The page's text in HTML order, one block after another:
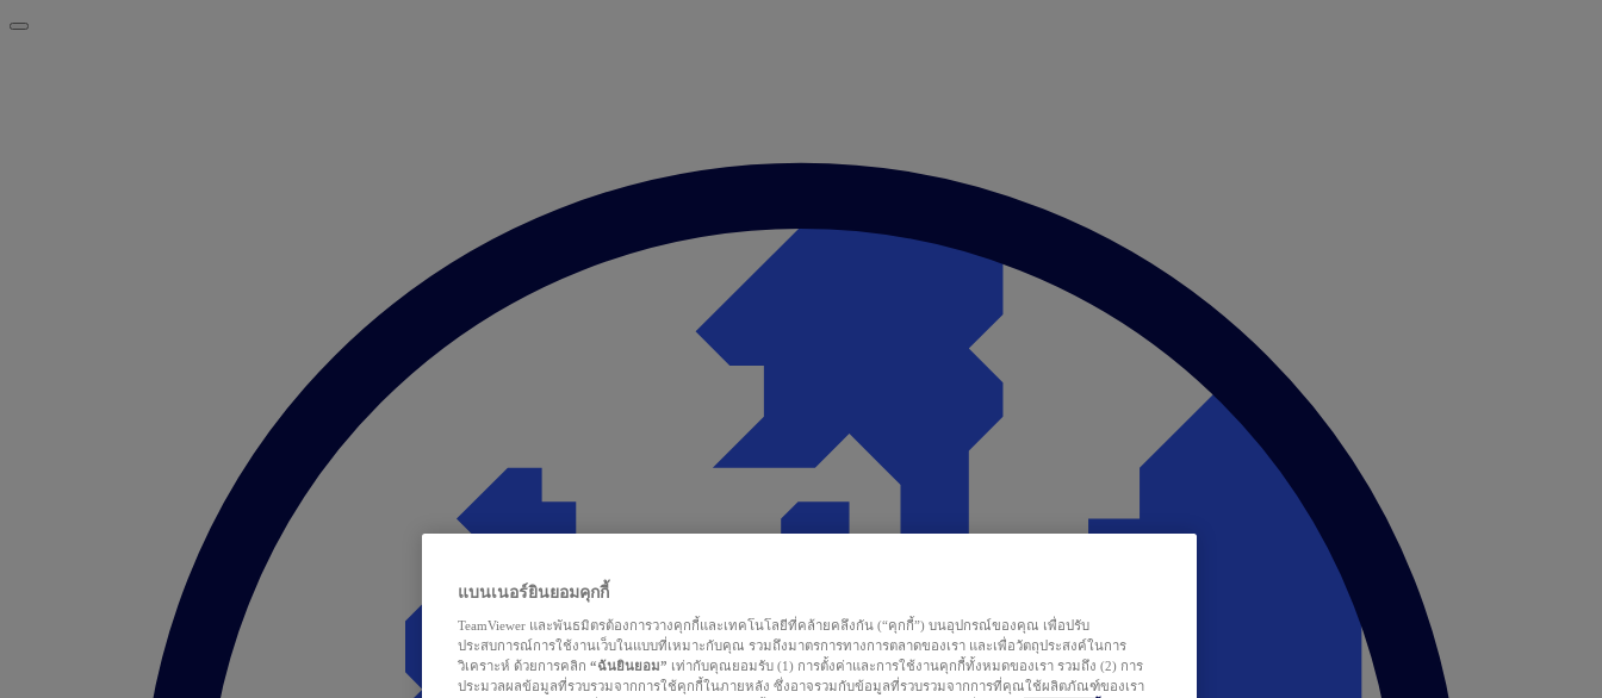
แบนเนอร์ยินยอมคุกกี้
TeamViewer และพันธมิตรต้องการวางคุกกี้และเทคโนโลยีที่คล้ายคลึงกัน (“คุกกี้”) บนอุปกรณ์ของคุณ เพื่อปรับ
ประสบการณ์การใช้งานเว็บในแบบที่เหมาะกับคุณ รวมถึงมาตรการทางการตลาดของเรา และเพื่อวัตถุประสงค์ในการ
วิเคราะห์ ด้วยการคลิก “ฉันยินยอม” เท่ากับคุณยอมรับ (1) การตั้งค่าและการใช้งานคุกกี้ทั้งหมดของเรา รวมถึง (2) การ
ประมวลผลข้อมูลที่รวบรวมจากการใช้คุกกี้ในภายหลัง ซึ่งอาจรวมกับข้อมูลที่รวบรวมจากการที่คุณใช้ผลิตภัณฑ์ของเรา